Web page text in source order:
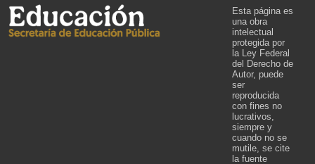
Esta página es
una obra
intelectual
protegida por
la Ley Federal
del Derecho de
Autor, puede
ser
reproducida
con fines no
lucrativos,
siempre y
cuando no se
mutile, se cite
la fuente